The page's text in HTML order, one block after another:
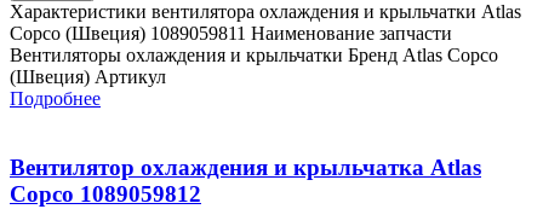
Характеристики вентилятора охлаждения и крыльчатки Atlas
Copco (Швеция) 1089059811 Наименование запчасти
Вентиляторы охлаждения и крыльчатки Бренд Atlas Copco
(Швеция) Артикул
Подробнее
Вентилятор охлаждения и крыльчатка Atlas
Copco 1089059812